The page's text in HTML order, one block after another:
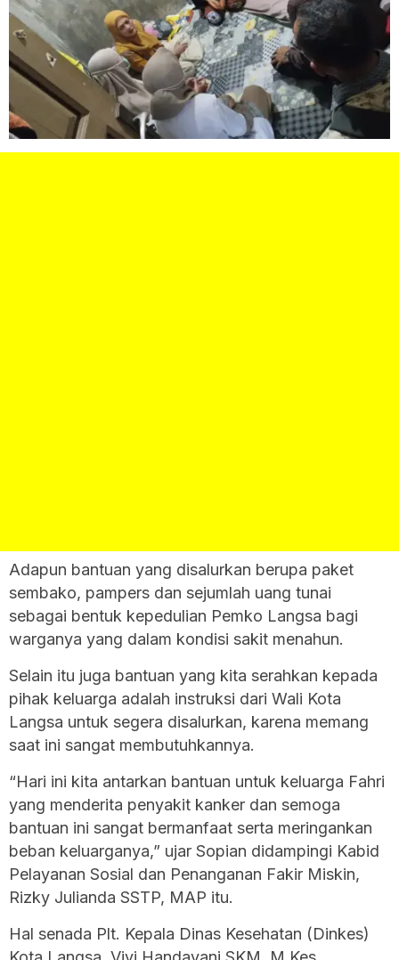
Adapun bantuan yang disalurkan berupa paket
sembako, pampers dan sejumlah uang tunai
sebagai bentuk kepedulian Pemko Langsa bagi
warganya yang dalam kondisi sakit menahun.
Selain itu juga bantuan yang kita serahkan kepada
pihak keluarga adalah instruksi dari Wali Kota
Langsa untuk segera disalurkan, karena memang
saat ini sangat membutuhkannya.
“Hari ini kita antarkan bantuan untuk keluarga Fahri
yang menderita penyakit kanker dan semoga
bantuan ini sangat bermanfaat serta meringankan
beban keluarganya,” ujar Sopian didampingi Kabid
Pelayanan Sosial dan Penanganan Fakir Miskin,
Rizky Julianda SSTP, MAP itu.
Hal senada Plt. Kepala Dinas Kesehatan (Dinkes)